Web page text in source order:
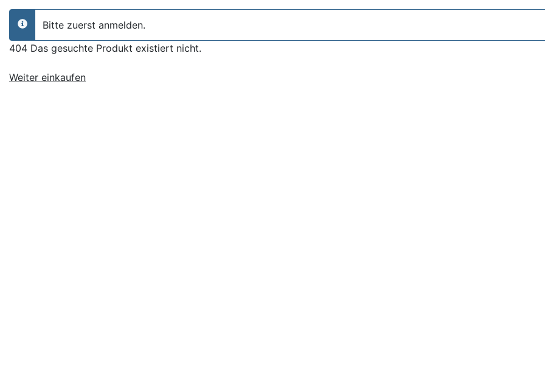
info
Bitte zuerst anmelden.
404 Das gesuchte Produkt existiert nicht.
Weiter einkaufen